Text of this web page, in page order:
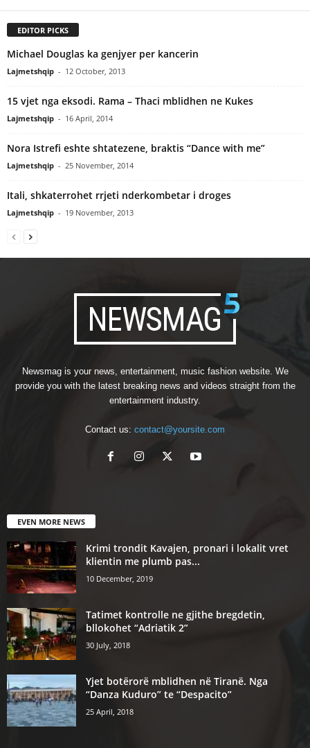
EDITOR PICKS
Michael Douglas ka genjyer per kancerin
Lajmetshqip - 12 October, 2013
15 vjet nga eksodi. Rama – Thaci mblidhen ne Kukes
Lajmetshqip - 16 April, 2014
Nora Istrefi eshte shtatezene, braktis “Dance with me”
Lajmetshqip - 25 November, 2014
Itali, shkaterrohet rrjeti nderkombetar i droges
Lajmetshqip - 19 November, 2013
Newsmag is your news, entertainment, music fashion website. We
provide you with the latest breaking news and videos straight from the
entertainment industry.
Contact us: contact@yoursite.com
EVEN MORE NEWS
Krimi trondit Kavajen, pronari i lokalit vret
klientin me plumb pas...
10 December, 2019
Tatimet kontrolle ne gjithe bregdetin,
bllokohet “Adriatik 2”
30 July, 2018
Yjet botërorë mblidhen në Tiranë. Nga
“Danza Kuduro” te “Despacito”
25 April, 2018